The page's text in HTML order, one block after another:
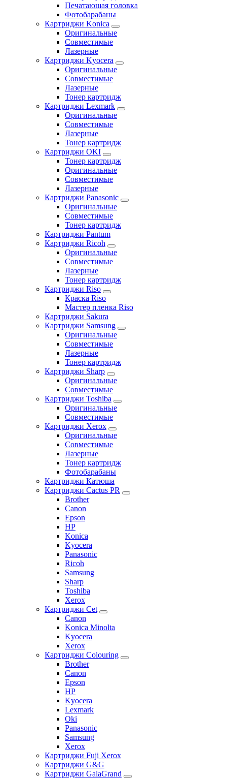
Печатающая головка
Фотобарабаны
Картриджи Konica
Оригинальные
Совместимые
Лазерные
Картриджи Kyocera
Оригинальные
Совместимые
Лазерные
Тонер картридж
Картриджи Lexmark
Оригинальные
Совместимые
Лазерные
Тонер картридж
Картриджи OKI
Тонер картридж
Оригинальные
Совместимые
Лазерные
Картриджи Panasonic
Оригинальные
Совместимые
Тонер картридж
Картриджи Pantum
Картриджи Ricoh
Оригинальные
Совместимые
Лазерные
Тонер картридж
Картриджи Riso
Краска Riso
Мастер пленка Riso
Картриджи Sakura
Картриджи Samsung
Оригинальные
Совместимые
Лазерные
Тонер картридж
Картриджи Sharp
Оригинальные
Совместимые
Картриджи Toshiba
Оригинальные
Совместимые
Картриджи Xerox
Оригинальные
Совместимые
Лазерные
Тонер картридж
Фотобарабаны
Картриджи Катюша
Картриджи Cactus PR
Brother
Canon
Epson
HP
Konica
Kyocera
Panasonic
Ricoh
Samsung
Sharp
Toshiba
Xerox
Картриджи Cet
Canon
Konica Minolta
Kyocera
Xerox
Картриджи Colouring
Brother
Canon
Epson
HP
Kyocera
Lexmark
Oki
Panasonic
Samsung
Xerox
Картриджи Fuji Xerox
Картриджи G&G
Картриджи GalaGrand